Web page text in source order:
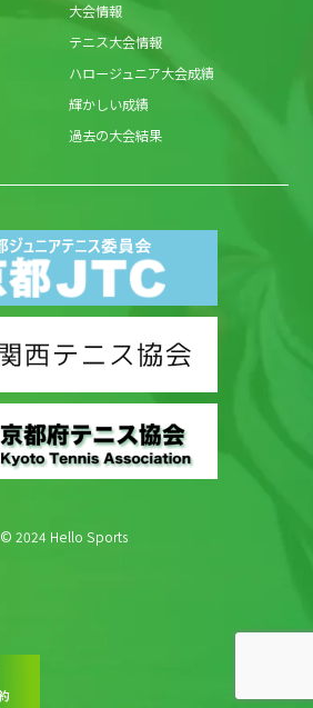
大会情報
テニス大会情報
ハロージュニア大会成績
輝かしい成績
過去の大会結果
© 2024 Hello Sports